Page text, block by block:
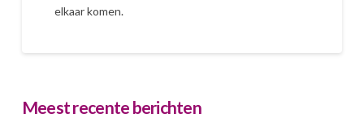
elkaar komen.
Meest recente berichten